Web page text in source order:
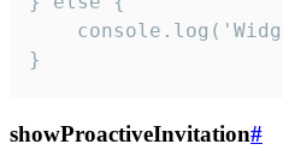
}
showProactiveInvitation#